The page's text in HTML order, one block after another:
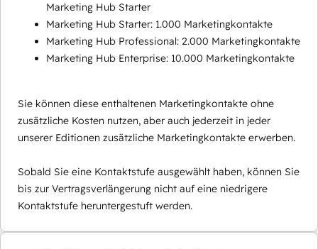
Marketing Hub Starter
Marketing Hub Starter: 1.000 Marketingkontakte
Marketing Hub Professional: 2.000 Marketingkontakte
Marketing Hub Enterprise: 10.000 Marketingkontakte
Sie können diese enthaltenen Marketingkontakte ohne
zusätzliche Kosten nutzen, aber auch jederzeit in jeder
unserer Editionen zusätzliche Marketingkontakte erwerben.
Sobald Sie eine Kontaktstufe ausgewählt haben, können Sie
bis zur Vertragsverlängerung nicht auf eine niedrigere
Kontaktstufe heruntergestuft werden.